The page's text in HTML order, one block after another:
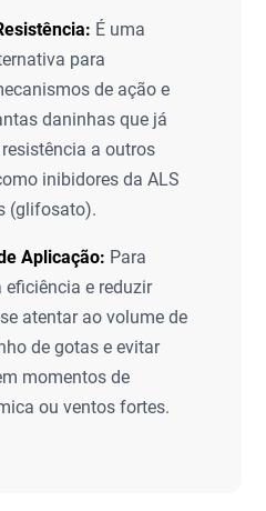
É uma
para
de ação e
daninhas que já
a outros
inibidores da ALS
(glifosato).
Aplicação: Para
e reduzir
atentar ao volume de
de gotas e evitar
momentos de
ou ventos fortes.